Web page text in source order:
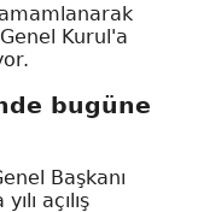
Kurul'a
bugüne
Başkanı
açılış